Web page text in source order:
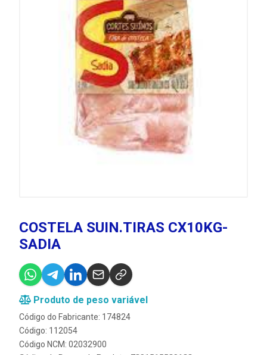
COSTELA SUIN.TIRAS CX10KG-
SADIA
Produto de peso variável
Código do Fabricante: 174824
Código: 112054
Código NCM: 02032900